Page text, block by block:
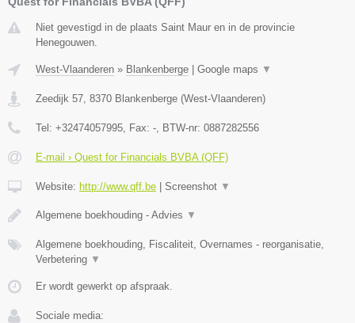
Niet gevestigd in de plaats Saint Maur en in de provincie
Henegouwen.
West-Vlaanderen » Blankenberge Google maps ▼
Zeedijk 57, 8370 Blankenberge (West-Vlaanderen)
Tel: +32474057995, Fax: -, BTW-nr: 0887282556
E-mail › Quest for Financials BVBA (QFF)
Website: http://www.qff.be Screenshot ▼
Algemene boekhouding - Advies ▼
Algemene boekhouding, Fiscaliteit, Overnames - reorganisatie,
Verbetering ▼
Er wordt gewerkt op afspraak.
Sociale media: